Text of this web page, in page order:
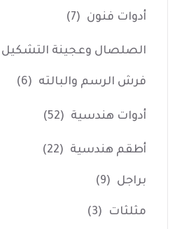
أدوات فنون (7)
الصلصال وعجينة التشكيل
فرش الرسم والبالته (6)
أدوات هندسية (52)
أطقم هندسية (22)
براجل (9)
مثلثات (3)